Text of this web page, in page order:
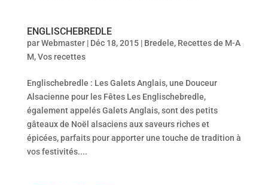
ENGLISCHEBREDLE
parWebmaster| Déc 18, 2015| Bredele, Recettes de M-A
M,Vos recettes
Englischebredle : Les Galets Anglais, une Douceur
Alsacienne pour les Fêtes Les Englischebredle,
également appelés Galets Anglais, sont des petits
gâteaux de Noël alsaciens aux saveurs riches et
épicées, parfaits pour apporter une touche de tradition à
vos festivités....